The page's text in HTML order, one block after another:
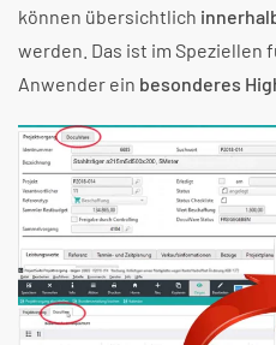
können übersichtlich
werden. Das ist im Speziellen
Anwender ein besonderes